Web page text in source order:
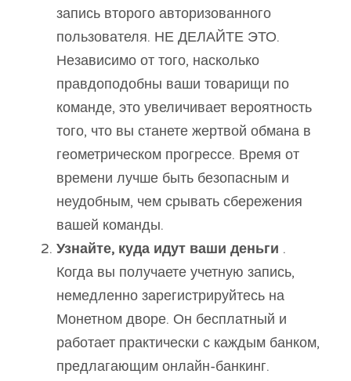
запись второго авторизованного
пользователя. НЕ ДЕЛАЙТЕ ЭТО.
Независимо от того, насколько
правдоподобны ваши товарищи по
команде, это увеличивает вероятность
того, что вы станете жертвой обмана в
геометрическом прогрессе. Время от
времени лучше быть безопасным и
неудобным, чем срывать сбережения
вашей команды.
Узнайте, куда идут ваши деньги .
Когда вы получаете учетную запись,
немедленно зарегистрируйтесь на
Монетном дворе. Он бесплатный и
работает практически с каждым банком,
предлагающим онлайн-банкинг.